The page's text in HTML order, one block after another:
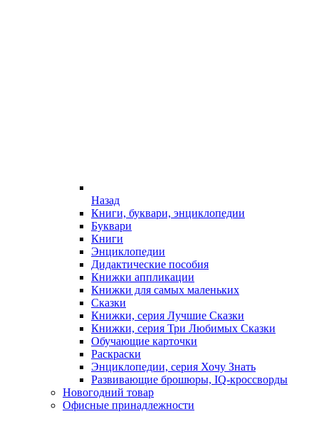
Назад
Книги, буквари, энциклопедии
Буквари
Книги
Энциклопедии
Дидактические пособия
Книжки аппликации
Книжки для самых маленьких
Сказки
Книжки, серия Лучшие Сказки
Книжки, серия Три Любимых Сказки
Обучающие карточки
Раскраски
Энциклопедии, серия Хочу Знать
Развивающие брошюры, IQ-кроссворды
Новогодний товар
Офисные принадлежности